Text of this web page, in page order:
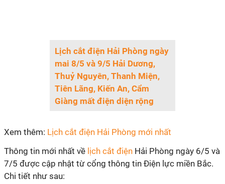
Lịch cắt điện Hải Phòng ngày
mai 8/5 và 9/5 Hải Dương,
Thuỷ Nguyên, Thanh Miện,
Tiên Lãng, Kiến An, Cẩm
Giàng mất điện diện rộng
Xem thêm: Lịch cắt điện Hải Phòng mới nhất
Thông tin mới nhất về lịch cắt điện Hải Phòng ngày 6/5 và
7/5 được cập nhật từ cổng thông tin Điện lực miền Bắc.
Chi tiết như sau: